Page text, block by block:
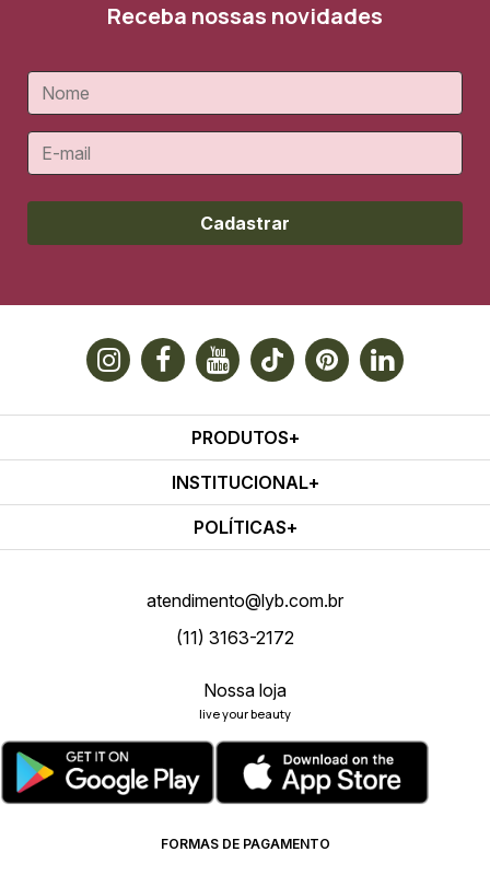
Receba nossas novidades
Cadastrar
PRODUTOS
INSTITUCIONAL
POLÍTICAS
atendimento@lyb.com.br
(11) 3163-2172
Nossa loja
live your beauty
FORMAS DE PAGAMENTO